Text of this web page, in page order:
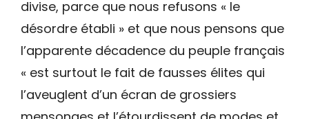
divise, parce que nous refusons « le
désordre établi » et que nous pensons que
l’apparente décadence du peuple français
« est surtout le fait de fausses élites qui
l’aveuglent d’un écran de grossiers